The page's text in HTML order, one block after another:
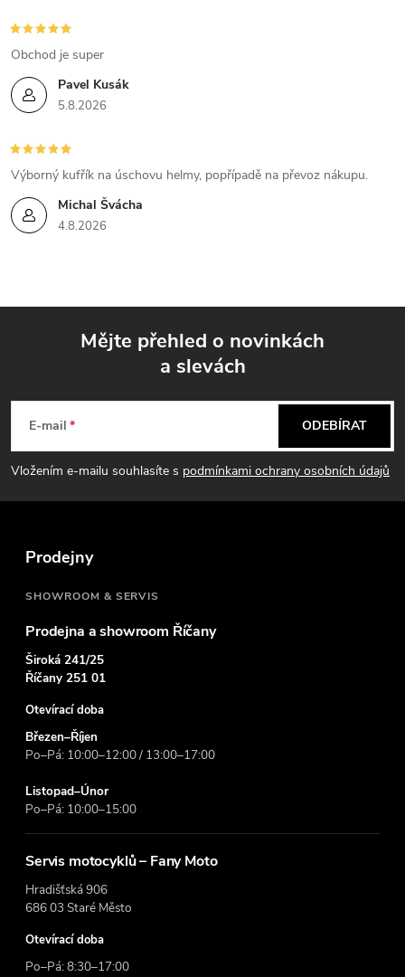
u
Pavel Kusák
5.8.2026
Obchod je super
Michal Švácha
4.8.2026
Výborný kufřík na úschovu helmy, popřípadě na převoz nákupu.
p
Mějte přehled o novinkách
a slevách
E-mail
Vložením e-mailu souhlasíte s podmínkami ochrany osobních údajů
ODEBÍRAT
Prodejny
SHOWROOM & SERVIS
Prodejna a showroom Říčany
Široká 241/25
Říčany 251 01
Otevírací doba
Březen–Říjen
Po–Pá: 10:00–12:00 / 13:00–17:00
Listopad–Únor
Po–Pá: 10:00–15:00
Servis motocyklů – Fany Moto
Hradišťská 906
686 03 Staré Město
Otevírací doba
Po–Pá: 8:30–17:00